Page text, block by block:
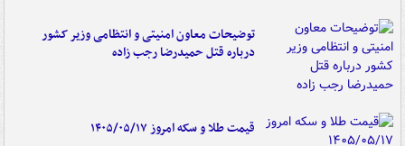
توضیحات معاون امنیتی و انتظامی وزیر کشور
درباره قتل حمیدرضا رجب زاده
قیمت طلا و سکه امروز ۱۴۰۵/۰۵/۱۷